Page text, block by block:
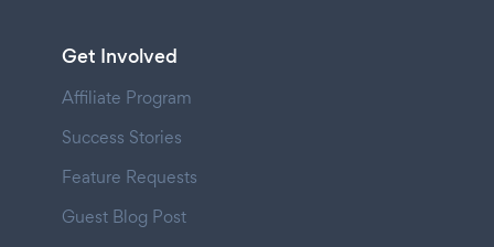
Get Involved
Affiliate Program
Success Stories
Feature Requests
Guest Blog Post